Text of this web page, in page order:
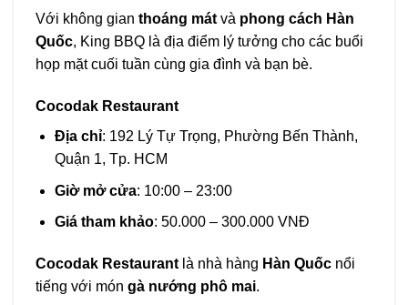
Với không gian thoáng mát và phong cách Hàn
Quốc, King BBQ là địa điểm lý tưởng cho các buổi
họp mặt cuối tuần cùng gia đình và bạn bè.
Cocodak Restaurant
Địa chỉ: 192 Lý Tự Trọng, Phường Bến Thành,
Quận 1, Tp. HCM
Giờ mở cửa: 10:00 – 23:00
Giá tham khảo: 50.000 – 300.000 VNĐ
Cocodak Restaurant là nhà hàng Hàn Quốc nổi
tiếng với món gà nướng phô mai.